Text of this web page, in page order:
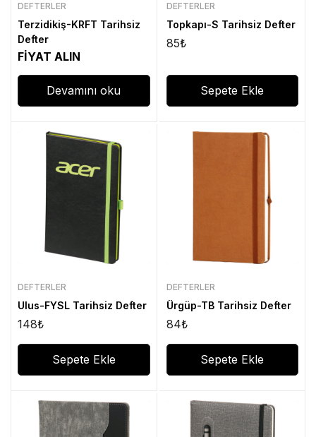
DEFTERLER
Terzidikiş-KRFT Tarihsiz
Defter
FİYAT ALIN
Devamını oku
DEFTERLER
Topkapı-S Tarihsiz Defter
85₺
Sepete Ekle
DEFTERLER
Ulus-FYSL Tarihsiz Defter
148₺
Sepete Ekle
DEFTERLER
Ürgüp-TB Tarihsiz Defter
84₺
Sepete Ekle